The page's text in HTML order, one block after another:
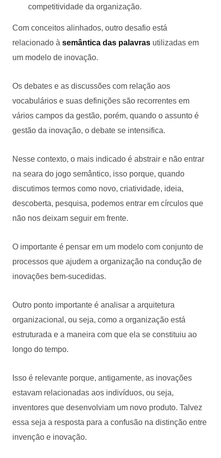
competitividade da organização.
Com conceitos alinhados, outro desafio está
relacionado à semântica das palavras utilizadas em
um modelo de inovação.
Os debates e as discussões com relação aos
vocabulários e suas definições são recorrentes em
vários campos da gestão, porém, quando o assunto é
gestão da inovação, o debate se intensifica.
Nesse contexto, o mais indicado é abstrair e não entrar
na seara do jogo semântico, isso porque, quando
discutimos termos como novo, criatividade, ideia,
descoberta, pesquisa, podemos entrar em círculos que
não nos deixam seguir em frente.
O importante é pensar em um modelo com conjunto de
processos que ajudem a organização na condução de
inovações bem-sucedidas.
Outro ponto importante é analisar a arquitetura
organizacional, ou seja, como a organização está
estruturada e a maneira com que ela se constituiu ao
longo do tempo.
Isso é relevante porque, antigamente, as inovações
estavam relacionadas aos indivíduos, ou seja,
inventores que desenvolviam um novo produto. Talvez
essa seja a resposta para a confusão na distinção entre
invenção e inovação.